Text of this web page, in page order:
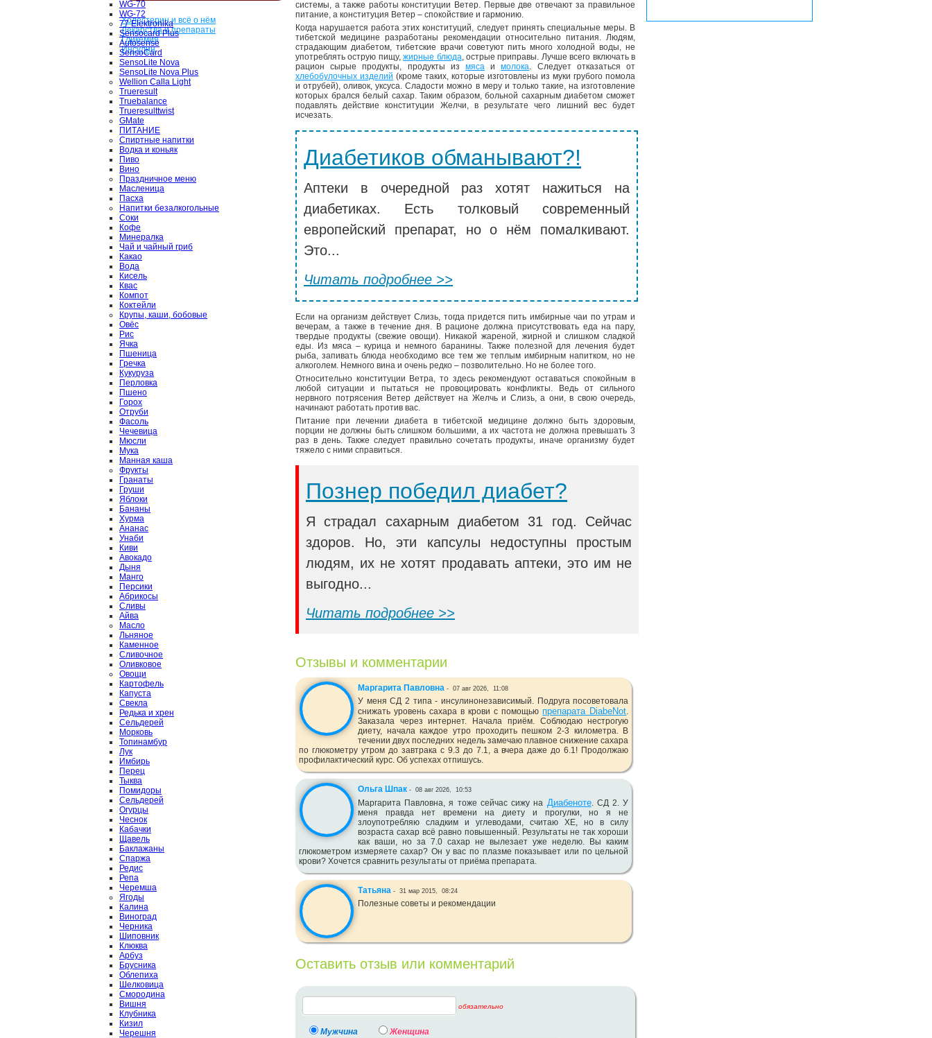
WG-70
WG-72
77 Elektronika
Sensocard Plus
Autosense
SensoCard
SensoLite Nova
SensoLite Nova Plus
Wellion Calla Light
Trueresult
Truebalance
Trueresulttwist
GMate
ПИТАНИЕ
Спиртные напитки
Водка и коньяк
Пиво
Вино
Праздничное меню
Масленица
Пасха
Напитки безалкогольные
Соки
Кофе
Минералка
Чай и чайный гриб
Какао
Вода
Кисель
Квас
Компот
Коктейли
Крупы, каши, бобовые
Овёс
Рис
Ячка
Пшеница
Гречка
Кукуруза
Перловка
Пшено
Горох
Отруби
Фасоль
Чечевица
Мюсли
Мука
Манная каша
Фрукты
Гранаты
Груши
Яблоки
Бананы
Хурма
Ананас
Унаби
Киви
Авокадо
Дыня
Манго
Персики
Абрикосы
Сливы
Айва
Масло
Льняное
Каменное
Сливочное
Оливковое
Овощи
Картофель
Капуста
Свекла
Редька и хрен
Сельдерей
Морковь
Топинамбур
Лук
Имбирь
Перец
Тыква
Помидоры
Сельдерей
Огурцы
Чеснок
Кабачки
Щавель
Баклажаны
Спаржа
Редис
Репа
Черемша
Ягоды
Калина
Виноград
Черника
Шиповник
Клюква
Арбуз
Брусника
Облепиха
Шелковица
Смородина
Вишня
Клубника
Кизил
Черешня
Холестерин и всё о нём
Лекарства и препараты
Гликемия
Инсулин
системы, а также работы конституции Ветер. Первые две отвечают за правильное
питание, а конституция Ветер – спокойствие и гармонию.
Когда нарушается работа этих конституций, следует принять специальные меры. В
тибетской медицине разработаны рекомендации относительно питания. Людям,
страдающим диабетом, тибетские врачи советуют пить много холодной воды, не
употреблять острую пищу,жирные блюда, острые приправы. Лучше всего включать в
рацион сырые продукты, продукты из мяса имолока. Следует отказаться от
хлебобулочных изделий (кроме таких, которые изготовлены из муки грубого помола
и отрубей), оливок, уксуса. Сладости можно в меру и только такие, на изготовление
которых брался белый сахар. Таким образом, больной сахарным диабетом сможет
подавлять действие конституции Желчи, в результате чего лишний вес будет
исчезать.
Диабетиков обманывают?!
Аптеки в очередной раз хотят нажиться на
диабетиках. Есть толковый современный
европейский препарат, но о нём помалкивают.
Это...
Читать подробнее >>
Если на организм действует Слизь, тогда придется пить имбирные чаи по утрам и
вечерам, а также в течение дня. В рационе должна присутствовать еда на пару,
твердые продукты (свежие овощи). Никакой жареной, жирной и слишком сладкой
еды. Из мяса – курица и немного баранины. Также полезной для лечения будет
рыба, запивать блюда необходимо все тем же теплым имбирным напитком, но не
алкоголем. Немного вина и очень редко – позволительно. Но не более того.
Относительно конституции Ветра, то здесь рекомендуют оставаться спокойным в
любой ситуации и пытаться не провоцировать конфликты. Ведь от сильного
нервного потрясения Ветер действует на Желчь и Слизь, а они, в свою очередь,
начинают работать против вас.
Питание при лечении диабета в тибетской медицине должно быть здоровым,
порции не должны быть слишком большими, а их частота не должна превышать 3
раз в день. Также следует правильно сочетать продукты, иначе организму будет
тяжело с ними справиться.
Познер победил диабет?
Я страдал сахарным диабетом 31 год. Сейчас
здоров. Но, эти капсулы недоступны простым
людям, их не хотят продавать аптеки, это им не
выгодно...
Читать подробнее >>
Отзывы и комментарии
Маргарита Павловна - 07 авг 2026, 11:08
У меня СД 2 типа - инсулинонезависимый. Подруга посоветовала
снижать уровень сахара в крови с помощьюпрепарата DiabeNot.
Заказала через интернет. Начала приём. Соблюдаю нестрогую
диету, начала каждое утро проходить пешком 2-3 километра. В
течении двух последних недель замечаю плавное снижение сахара
по глюкометру утром до завтрака с 9.3 до 7.1, а вчера даже до 6.1! Продолжаю
профилактический курс. Об успехах отпишусь.
Ольга Шпак - 08 авг 2026, 10:53
Маргарита Павловна, я тоже сейчас сижу на Диабеноте. СД 2. У
меня правда нет времени на диету и прогулки, но я не
злоупотребляю сладким и углеводами, считаю ХЕ, но в силу
возраста сахар всё равно повышенный. Результаты не так хороши
как ваши, но за 7.0 сахар не вылезает уже неделю. Вы каким
глюкометром измеряете сахар? Он у вас по плазме показывает или по цельной
крови? Хочется сравнить результаты от приёма препарата.
Татьяна - 31 мар 2015, 08:24
Полезные советы и рекомендации
Оставить отзыв или комментарий
обязательно
Мужчина Женщина